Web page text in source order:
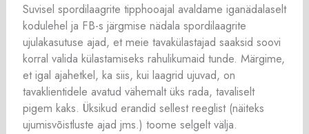
Suvisel spordilaagrite tipphooajal avaldame iganädalaselt
kodulehel ja FB-s järgmise nädala spordilaagrite
ujulakasutuse ajad, et meie tavakülastajad saaksid soovi
korral valida külastamiseks rahulikumaid tunde. Märgime,
et igal ajahetkel, ka siis, kui laagrid ujuvad, on
tavaklientidele avatud vähemalt üks rada, tavaliselt
pigem kaks. Üksikud erandid sellest reeglist (näiteks
ujumisvõistluste ajad jms.) toome selgelt välja.